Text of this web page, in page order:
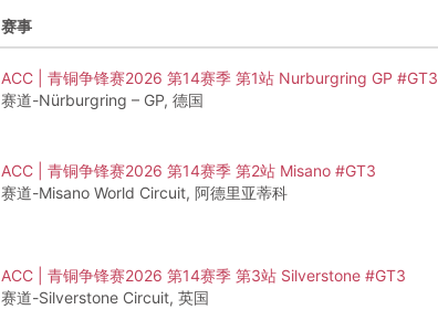
赛事
ACC | 青铜争锋赛2026 第14赛季 第1站 Nurburgring GP #GT3
赛道-Nürburgring – GP, 德国
ACC | 青铜争锋赛2026 第14赛季 第2站 Misano #GT3
赛道-Misano World Circuit, 阿德里亚蒂科
ACC | 青铜争锋赛2026 第14赛季 第3站 Silverstone #GT3
赛道-Silverstone Circuit, 英国